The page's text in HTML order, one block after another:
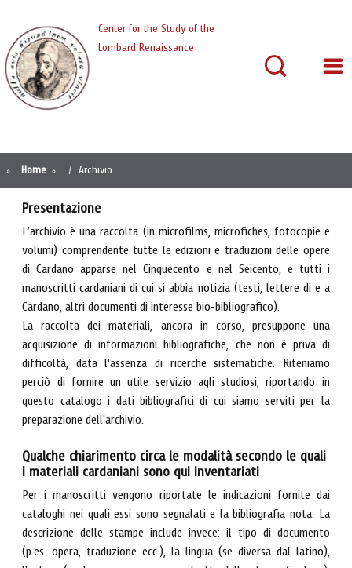
Center for the Study of the
Lombard Renaissance
Home Archivio
Presentazione
L’archivio è una raccolta (in microfilms, microfiches, fotocopie e
volumi) comprendente tutte le edizioni e traduzioni delle opere
di Cardano apparse nel Cinquecento e nel Seicento, e tutti i
manoscritti cardaniani di cui si abbia notizia (testi, lettere di e a
Cardano, altri documenti di interesse bio-bibliografico).
La raccolta dei materiali, ancora in corso, presuppone una
acquisizione di informazioni bibliografiche, che non è priva di
difficoltà, data l'assenza di ricerche sistematiche. Riteniamo
perciò di fornire un utile servizio agli studiosi, riportando in
questo catalogo i dati bibliografici di cui siamo serviti per la
preparazione dell'archivio.
Qualche chiarimento circa le modalità secondo le quali
i materiali cardaniani sono qui inventariati
Per i manoscritti vengono riportate le indicazioni fornite dai
cataloghi nei quali essi sono segnalati e la bibliografia nota. La
descrizione delle stampe include invece: il tipo di documento
(p.es. opera, traduzione ecc.), la lingua (se diversa dal latino),